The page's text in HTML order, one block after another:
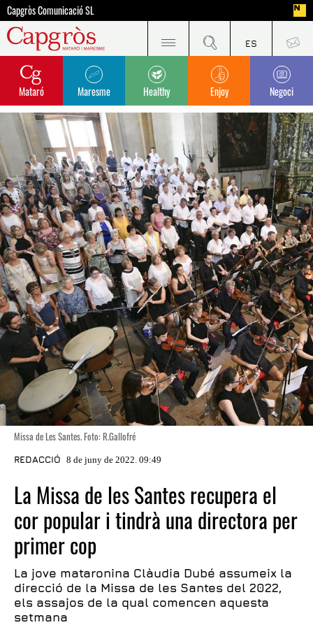
Capgròs Comunicació SL
Mataró Maresme Healthy Enjoy Negoci
Missa de Les Santes. Foto: R.Gallofré
REDACCIÓ 8 de juny de 2022. 09:49
La Missa de les Santes recupera el
cor popular i tindrà una directora per
primer cop
La jove mataronina Clàudia Dubé assumeix la
direcció de la Missa de les Santes del 2022,
els assajos de la qual comencen aquesta
setmana